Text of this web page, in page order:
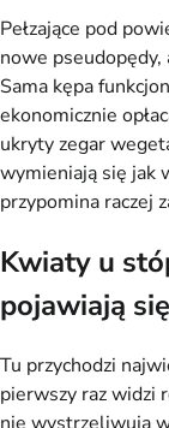
Pełzające pod
nowe pseudopędy,
Sama kępa
ekonomicznie
ukryty zegar
wymieniają się jak
przypomina raczej
Kwiaty u
pojawiają
Tu przychodzi
pierwszy raz widzi